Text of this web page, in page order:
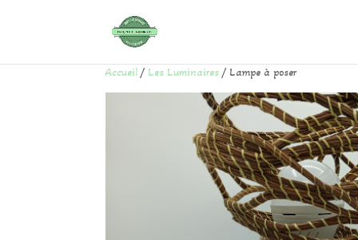
Accueil / Les Luminaires / Lampe à poser